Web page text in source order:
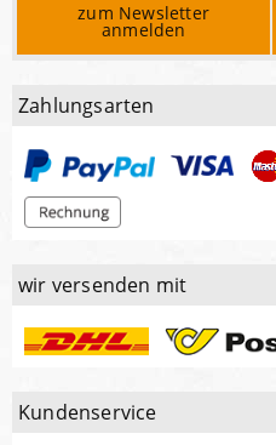
zum Newsletter
anmelden
Zahlungsarten
wir versenden mit
Kundenservice